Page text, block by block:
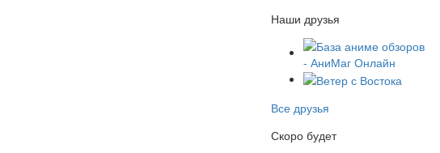
Наши друзья
Все друзья
Скоро будет